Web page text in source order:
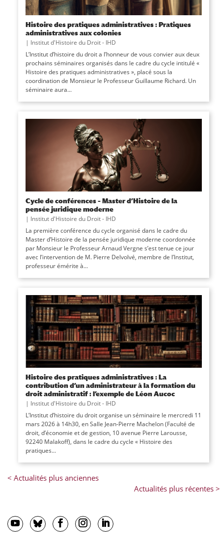
Histoire des pratiques administratives : Pratiques
administratives aux colonies
| Institut d'Histoire du Droit - IHD
L’Institut d’histoire du droit a l’honneur de vous convier aux deux
prochains séminaires organisés dans le cadre du cycle intitulé «
Histoire des pratiques administratives », placé sous la
coordination de Monsieur le Professeur Guillaume Richard. Un
séminaire aura...
Cycle de conférences – Master d’Histoire de la
pensée juridique moderne
| Institut d'Histoire du Droit - IHD
La première conférence du cycle organisé dans le cadre du
Master d’Histoire de la pensée juridique moderne coordonnée
par Monsieur le Professeur Arnaud Vergne s’est tenue ce jour
avec l’intervention de M. Pierre Delvolvé, membre de l’Institut,
professeur émérite à...
Histoire des pratiques administratives : La
contribution d’un administrateur à la formation du
droit administratif : l’exemple de Léon Aucoc
| Institut d'Histoire du Droit - IHD
L’Institut d’histoire du droit organise un séminaire le mercredi 11
mars 2026 à 14h30, en Salle Jean-Pierre Machelon (Faculté de
droit, d’économie et de gestion, 10 avenue Pierre Larousse,
92240 Malakoff), dans le cadre du cycle « Histoire des
pratiques...